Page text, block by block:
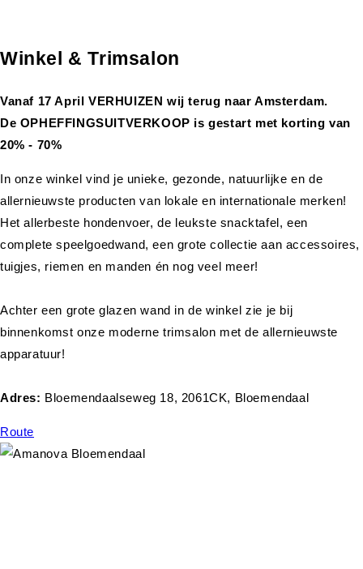
Winkel & Trimsalon
Vanaf 17 April VERHUIZEN wij terug naar Amsterdam.
De OPHEFFINGSUITVERKOOP is gestart met korting van
20% - 70%
In onze winkel vind je unieke, gezonde, natuurlijke en de
allernieuwste producten van lokale en internationale merken!
Het allerbeste hondenvoer, de leukste snacktafel, een
complete speelgoedwand, een grote collectie aan accessoires,
tuigjes, riemen en manden én nog veel meer!
Achter een grote glazen wand in de winkel zie je bij
binnenkomst onze moderne trimsalon met de allernieuwste
apparatuur!
Adres: Bloemendaalseweg 18, 2061CK, Bloemendaal
Route